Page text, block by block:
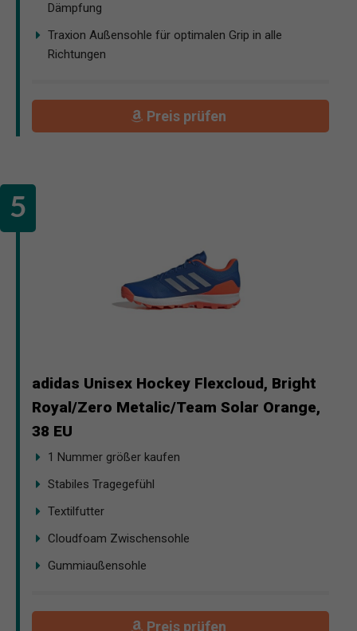
Dämpfung
Traxion Außensohle für optimalen Grip in alle
Richtungen
Preis prüfen
adidas Unisex Hockey Flexcloud, Bright
Royal/Zero Metalic/Team Solar Orange,
38 EU
1 Nummer größer kaufen
Stabiles Tragegefühl
Textilfutter
Cloudfoam Zwischensohle
Gummiaußensohle
Preis prüfen